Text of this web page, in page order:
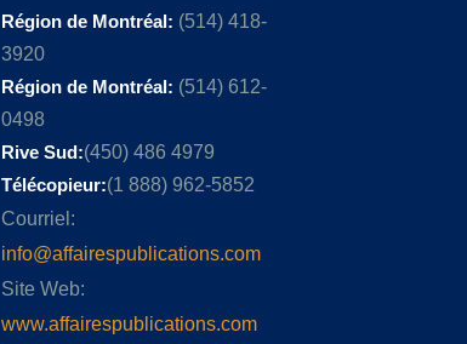
Région de Montréal: (514) 418-
3920
Région de Montréal: (514) 612-
0498
Rive Sud:(450) 486 4979
Télécopieur:(1 888) 962-5852
Courriel:
info@affairespublications.com
Site Web:
www.affairespublications.com